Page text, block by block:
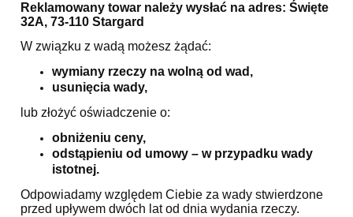
Reklamowany towar należy wysłać na adres: Święte
32A, 73-110 Stargard
W związku z wadą możesz żądać:
wymiany rzeczy na wolną od wad,
usunięcia wady,
lub złożyć oświadczenie o:
obniżeniu ceny,
odstąpieniu od umowy – w przypadku wady
istotnej.
Odpowiadamy względem Ciebie za wady stwierdzone
przed upływem dwóch lat od dnia wydania rzeczy.